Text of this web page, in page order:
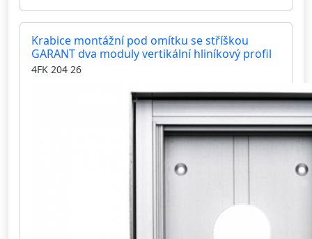
Krabice montážní pod omítku se stříškou
GARANT dva moduly vertikální hliníkový profil
4FK 204 26